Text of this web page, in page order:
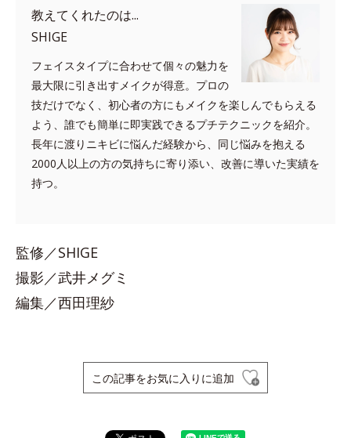
教えてくれたのは...
SHIGE
フェイスタイプに合わせて個々の魅力を
最大限に引き出すメイクが得意。プロの
技だけでなく、初心者の方にもメイクを楽しんでもらえる
よう、誰でも簡単に即実践できるプチテクニックを紹介。
長年に渡りニキビに悩んだ経験から、同じ悩みを抱える
2000人以上の方の気持ちに寄り添い、改善に導いた実績を
持つ。
監修／SHIGE
撮影／武井メグミ
編集／西田理紗
この記事をお気に入りに追加